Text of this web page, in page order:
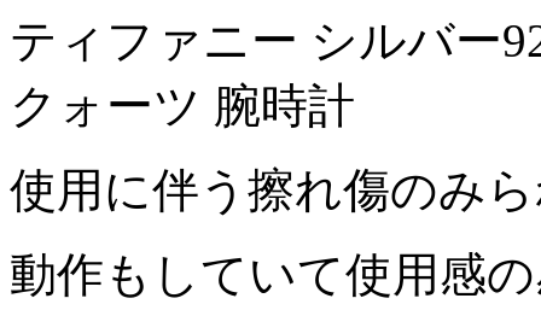
ティファニー シルバー
クォーツ 腕時計
使用に伴う擦れ傷のみ
動作もしていて使用感